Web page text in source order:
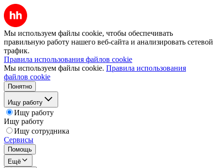
Мы используем файлы cookie, чтобы обеспечивать
правильную работу нашего веб-сайта и анализировать сетевой
трафик.
Правила использования файлов cookie
Мы используем файлы cookie. Правила использования
файлов cookie
Понятно
Ищу работу
Ищу работу
Ищу работу
Ищу сотрудника
Сервисы
Помощь
Ещё